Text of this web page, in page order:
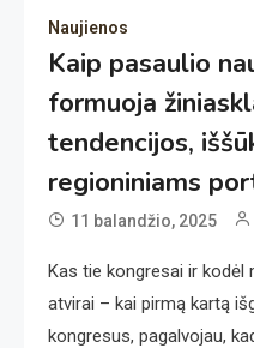
Naujienos
Kaip pasaulio
formuoja
tendencijos,
regioniniams
11 balandžio, 2025
Kas tie kongresai ir kodėl
atvirai – kai pirmą kartą
kongresus, pagalvojau,